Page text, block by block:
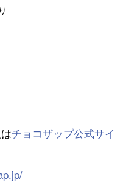
チョコザップ公式サイ